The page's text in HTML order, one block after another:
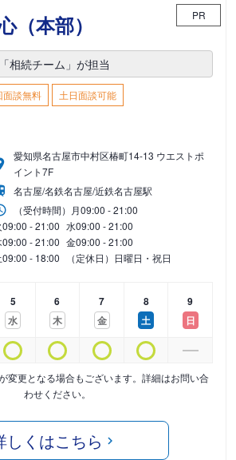
（本部） PR
相続チーム」が担当
面談無料
土日面談可能
愛知県名古屋市中村区椿町14-13 ウエストポ
イント7F
名古屋/名鉄名古屋/近鉄名古屋駅
（受付時間） 月09:00 - 21:00
09:00 - 21:00 水09:00 - 21:00
09:00 - 21:00 金09:00 - 21:00
09:00 - 18:00 （定休日）日曜日・祝日
5
水
6
木
7
金
8
土
9
日
変更となる場合もございます。詳細はお問い合
わせください。
しくはこちら